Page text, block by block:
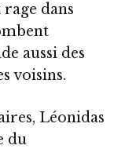
dans
aussi des
voisins.
Léonidas
du